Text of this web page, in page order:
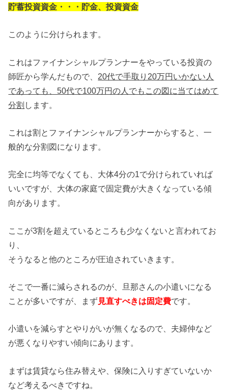
貯蓄投資資金・・・貯金、投資資金
このように分けられます。
これはファイナンシャルプランナーをやっている投資の
師匠から学んだもので、 20代で手取り20万円いかない人
であっても、50代で100万円の人でもこの図に当てはめて
分割 します。
これは割とファイナンシャルプランナーからすると、一
般的な分割図になります。
完全に均等でなくても、大体4分の1で分けられていれば
いいですが、大体の家庭で固定費が大きくなっている傾
向があります。
ここが3割を超えているところも少なくないと言われてお
り、
そうなると他のところが圧迫されていきます。
そこで一番に減らされるのが、旦那さんの小遣いになる
ことが多いですが、まず見直すべきは固定費です。
小遣いを減らすとやりがいが無くなるので、夫婦仲など
が悪くなりやすい傾向にあります。
まずは賃貸なら住み替えや、保険に入りすぎていないか
など考えるべきですね。